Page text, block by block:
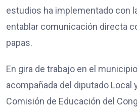
estudios ha implementado con
entablar comunicación directa
papas.
En gira de trabajo en el
acompañada del diputado Local
Comisión de Educación del